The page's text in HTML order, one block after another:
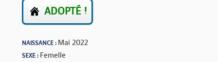
ADOPTÉ !
NAISSANCE : Mai 2022
SEXE : Femelle